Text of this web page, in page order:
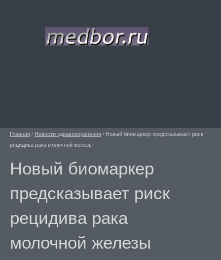
Главная / Новости здравоохранения / Новый биомаркер предсказывает риск
рецидива рака молочной железы
Новый биомаркер
предсказывает риск
рецидива рака
молочной железы